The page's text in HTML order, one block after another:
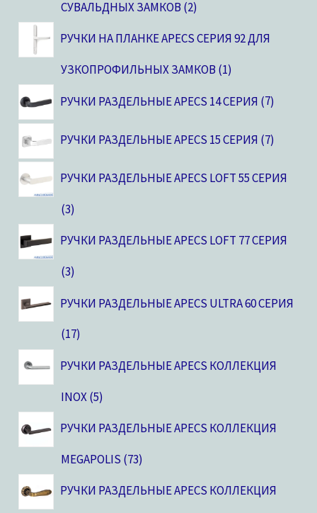
СУВАЛЬДНЫХ ЗАМКОВ 2
РУЧКИ НА ПЛАНКЕ APECS СЕРИЯ 92 ДЛЯ
УЗКОПРОФИЛЬНЫХ ЗАМКОВ 1
РУЧКИ РАЗДЕЛЬНЫЕ APECS 14 СЕРИЯ 7
РУЧКИ РАЗДЕЛЬНЫЕ APECS 15 СЕРИЯ 7
РУЧКИ РАЗДЕЛЬНЫЕ APECS LOFT 55 СЕРИЯ
3
РУЧКИ РАЗДЕЛЬНЫЕ APECS LOFT 77 СЕРИЯ
3
РУЧКИ РАЗДЕЛЬНЫЕ APECS ULTRA 60 СЕРИЯ
17
РУЧКИ РАЗДЕЛЬНЫЕ APECS КОЛЛЕКЦИЯ
INOX 5
РУЧКИ РАЗДЕЛЬНЫЕ APECS КОЛЛЕКЦИЯ
MEGAPOLIS 73
РУЧКИ РАЗДЕЛЬНЫЕ APECS КОЛЛЕКЦИЯ